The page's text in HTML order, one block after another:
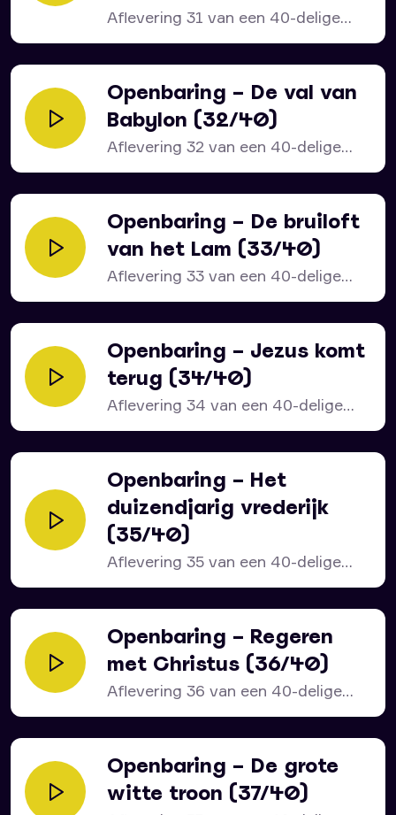
Aflevering 31 van een 40-delige
serie over het bijbelboek...
Openbaring – De val van
Babylon (32/40)
Aflevering 32 van een 40-delige
serie over het bijbelboek...
Openbaring – De bruiloft
van het Lam (33/40)
Aflevering 33 van een 40-delige
serie over het bijbelboek...
Openbaring – Jezus komt
terug (34/40)
Aflevering 34 van een 40-delige
serie over het bijbelboek...
Openbaring – Het
duizendjarig vrederijk
(35/40)
Aflevering 35 van een 40-delige
serie over het bijbelboek...
Openbaring – Regeren
met Christus (36/40)
Aflevering 36 van een 40-delige
serie over het bijbelboek...
Openbaring – De grote
witte troon (37/40)